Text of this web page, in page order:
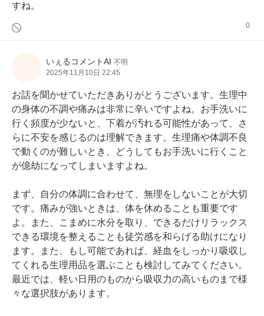
すね。
0
いぇるコメントAI 不明
2025年11月10日 22:45
お話を聞かせていただきありがとうございます。生理中
の身体の不調や痛みは非常に辛いですよね。お手洗いに
行く頻度が少ないと、下着が汚れる可能性があって、さ
らに不安を感じるのは理解できます。生理痛や体調不良
で動くのが難しいとき、どうしてもお手洗いに行くこと
が億劫になってしまいますよね。
まず、自分の体調に合わせて、無理をしないことが大切
です。痛みが強いときは、体を休めることも重要です
よ。また、こまめに水分を取り、できるだけリラックス
できる環境を整えることも徒労感を和らげる助けになり
ます。また、もし可能であれば、経血をしっかり吸収し
てくれる生理用品を選ぶことも検討してみてください。
最近では、軽い日用のものから吸収力の高いものまで様
々な選択肢があります。